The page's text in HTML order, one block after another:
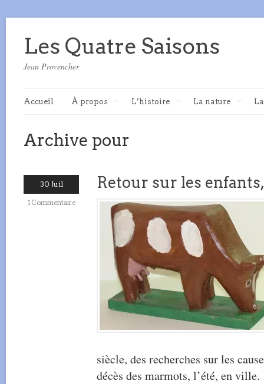
Les Quatre Saisons
Jean Provencher
Accueil À propos L’histoire La nature
Archive pour
30 Juil
1 Commentaire
Retour sur les enfants,
siècle, des recherches sur les
décès des marmots, l’été, en ville.